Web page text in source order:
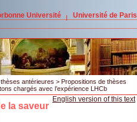
Université Université de Paris
antérieures > Propositions de thèses
chargés avec l’expérience LHCb
English version of this text
la saveur